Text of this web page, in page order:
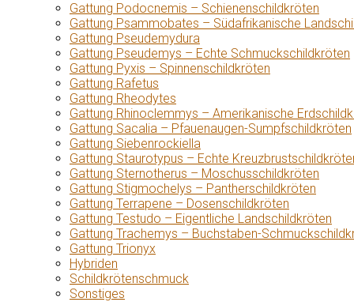
Gattung Podocnemis – Schienenschildkröten
Gattung Psammobates – Südafrikanische
Gattung Pseudemydura
Gattung Pseudemys – Echte Schmuckschildkröten
Gattung Pyxis – Spinnenschildkröten
Gattung Rafetus
Gattung Rheodytes
Gattung Rhinoclemmys – Amerikanische
Gattung Sacalia – Pfauenaugen-Sumpfschildkröten
Gattung Siebenrockiella
Gattung Staurotypus – Echte
Gattung Sternotherus – Moschusschildkröten
Gattung Stigmochelys – Pantherschildkröten
Gattung Terrapene – Dosenschildkröten
Gattung Testudo – Eigentliche Landschildkröten
Gattung Trachemys – Buchstaben-
Gattung Trionyx
Hybriden
Schildkrötenschmuck
Sonstiges